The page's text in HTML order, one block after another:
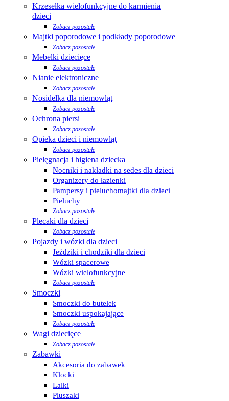
Krzesełka wielofunkcyjne do karmienia
dzieci
Zobacz pozostałe
Majtki poporodowe i podkłady poporodowe
Zobacz pozostałe
Mebelki dziecięce
Zobacz pozostałe
Nianie elektroniczne
Zobacz pozostałe
Nosidełka dla niemowląt
Zobacz pozostałe
Ochrona piersi
Zobacz pozostałe
Opieka dzieci i niemowląt
Zobacz pozostałe
Pielęgnacja i higiena dziecka
Nocniki i nakładki na sedes dla dzieci
Organizery do łazienki
Pampersy i pieluchomajtki dla dzieci
Pieluchy
Zobacz pozostałe
Plecaki dla dzieci
Zobacz pozostałe
Pojazdy i wózki dla dzieci
Jeździki i chodziki dla dzieci
Wózki spacerowe
Wózki wielofunkcyjne
Zobacz pozostałe
Smoczki
Smoczki do butelek
Smoczki uspokajające
Zobacz pozostałe
Wagi dziecięce
Zobacz pozostałe
Zabawki
Akcesoria do zabawek
Klocki
Lalki
Pluszaki